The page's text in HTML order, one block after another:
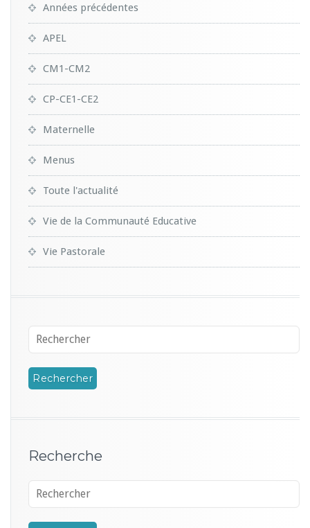
Années précédentes
APEL
CM1-CM2
CP-CE1-CE2
Maternelle
Menus
Toute l'actualité
Vie de la Communauté Educative
Vie Pastorale
Recherche